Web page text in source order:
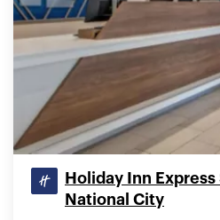
Holiday Inn
National City